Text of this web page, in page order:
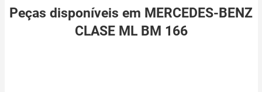
Peças disponíveis em MERCEDES-BENZ
CLASE ML BM 166